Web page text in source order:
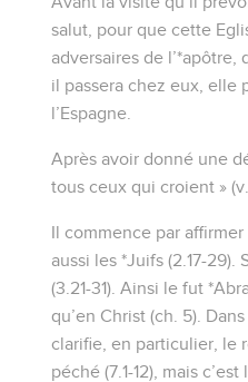
salut, pour que cette
adversaires de
il passera chez eux, elle
l’Espagne.
Après avoir donné une
tous ceux qui croient »
Il commence par
aussi les *Juifs (2.17-
(3.21-31). Ainsi le fut
qu’en Christ (ch. 5).
clarifie, en particulier, le
péché (7.1-12), mais